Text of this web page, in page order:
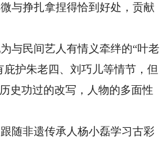
与挣扎拿捏得恰到好处，贡献
民间艺人有情义牵绊的“叶老
护朱老四、刘巧儿等情节，但
史功过的改写，人物的多面性
随非遗传承人杨小磊学习古彩